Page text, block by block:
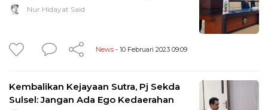
Nur Hidayat Said
News - 10 Februari 2023 09:09
Kembalikan Kejayaan Sutra, Pj Sekda
Sulsel: Jangan Ada Ego Kedaerahan